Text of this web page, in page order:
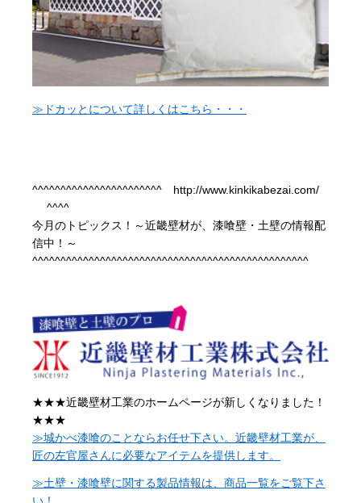
≫ドカッとについて詳しくはこちら・・・
^^^^^^^^^^^^^^^^^^^^^^^ http://www.kinkikabezai.com/
^^^^
今月のトピックス！～近畿壁材が、漆喰壁・土壁の情報配
信中！～
^^^^^^^^^^^^^^^^^^^^^^^^^^^^^^^^^^^^^^^^^^^^^^^^^
★★★近畿壁材工業のホームページが新しくなりました！
★★★
≫城かべ漆喰のことならお任せ下さい。近畿壁材工業が、
匠の左官屋さんに必要なアイテムを提供します。
≫土壁・漆喰壁に関する製品情報は、商品一覧をご覧下さ
い！